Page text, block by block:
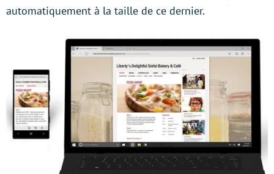
automatiquement à la taille de ce dernier.